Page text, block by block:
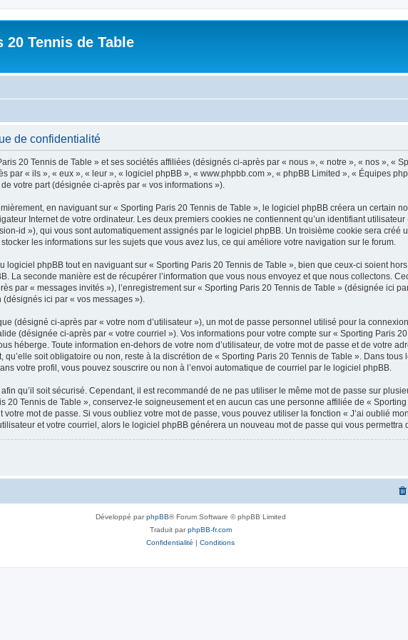
Tennis de Table
de confidentialité
20 Tennis de Table » et ses sociétés affiliées (désignés ci-après par « nous », « notre », « nos », «
par « ils », « eux », « leur », « logiciel phpBB », « www.phpbb.com », « phpBB Limited », « Équipes
votre part (désignée ci-après par « vos informations »).
en naviguant sur « Sporting Paris 20 Tennis de Table », le logiciel phpBB créera un certain
Internet de votre ordinateur. Les deux premiers cookies ne contiennent qu’un identifiant
id »), qui vous sont automatiquement assignés par le logiciel phpBB. Un troisième cookie sera créé
les informations sur les sujets que vous avez lus, ce qui améliore votre navigation sur le forum.
logiciel phpBB tout en naviguant sur « Sporting Paris 20 Tennis de Table », bien que ceux-ci soient
La seconde manière est de récupérer l’information que vous nous envoyez et que nous collectons.
par « messages invités »), l’enregistrement sur « Sporting Paris 20 Tennis de Table » (désignée ici
(désignés ici par « vos messages »).
(désigné ci-après par « votre nom d’utilisateur »), un mot de passe personnel utilisé pour la
(désignée ci-après par « votre courriel »). Vos informations pour votre compte sur « Sporting Paris
héberge. Toute information en-dehors de votre nom d’utilisateur, de votre mot de passe et de votre
qu’elle soit obligatoire ou non, reste à la discrétion de « Sporting Paris 20 Tennis de Table ». Dans
votre profil, vous pouvez souscrire ou non à l’envoi automatique de courriel par le logiciel phpBB.
qu’il soit sécurisé. Cependant, il est recommandé de ne pas utiliser le même mot de passe sur
20 Tennis de Table », conservez-le soigneusement et en aucun cas une personne affiliée de «
mot de passe. Si vous oubliez votre mot de passe, vous pouvez utiliser la fonction « J’ai oublié
et votre courriel, alors le logiciel phpBB générera un nouveau mot de passe qui vous permettra
Développé parphpBB® Forum Software © phpBB Limited
Traduit parphpBB-fr.com
Confidentialité | Conditions